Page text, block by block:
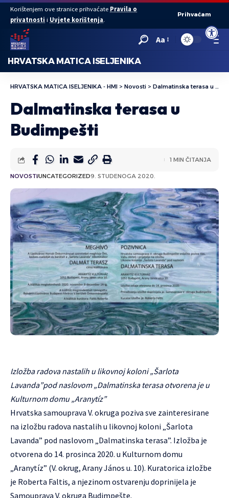
Open
Korištenjem ove stranice prihvaćate Pravila o
privatnosti i Uvjete korištenja.
Prihvaćam
Aa
HRVATSKA MATICA ISELJENIKA
HRVATSKA MATICA ISELJENIKA - HMI > Novosti > Dalmatinska terasa u Budimpešti
Dalmatinska terasa u
Budimpešti
NOVOSTIUNCATEGORIZED9. STUDENOGA 2020.
1 MIN ČITANJA
Izložba radova nastalih u likovnoj koloni „Šarlota
Lavanda”pod naslovom „Dalmatinska terasa otvorena je u
Kulturnom domu „Aranytíz”
Hrvatska samouprava V. okruga poziva sve zainteresirane
na izložbu radova nastalih u likovnoj koloni „Šarlota
Lavanda” pod naslovom „Dalmatinska terasa”. Izložba je
otvorena do 14. prosinca 2020. u Kulturnom domu
„Aranytíz” (V. okrug, Arany János u. 10). Kuratorica izložbe
je Roberta Faltis, a njezinom ostvarenju doprinijela je
Samouprava V. okruga Budimpešte.